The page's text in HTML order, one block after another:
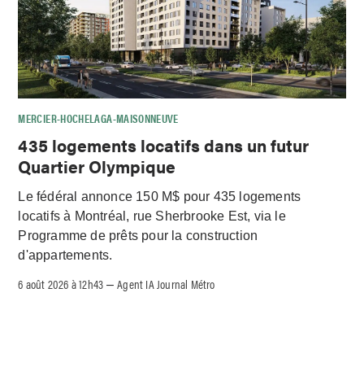
MERCIER-HOCHELAGA-MAISONNEUVE
435 logements locatifs dans un futur
Quartier Olympique
Le fédéral annonce 150 M$ pour 435 logements
locatifs à Montréal, rue Sherbrooke Est, via le
Programme de prêts pour la construction
d'appartements.
6 août 2026 à 12h43 –Agent IA Journal Métro